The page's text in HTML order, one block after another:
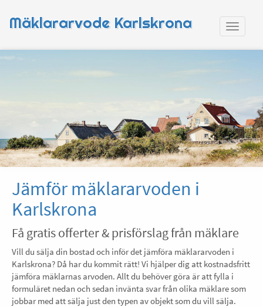
Mäklararvode Karlskrona
Jämför mäklararvoden i
Karlskrona
Få gratis offerter & prisförslag från mäklare
Vill du sälja din bostad och inför det jämföra mäklararvoden i
Karlskrona? Då har du kommit rätt! Vi hjälper dig att kostnadsfritt
jämföra mäklarnas arvoden. Allt du behöver göra är att fylla i
formuläret nedan och sedan invänta svar från olika mäklare som
jobbar med att sälja just den typen av objekt som du vill sälja.